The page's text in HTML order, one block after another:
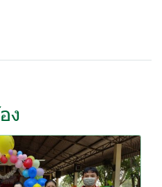
ง